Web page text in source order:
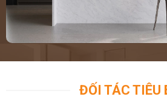
ĐỐI TÁC TIÊU